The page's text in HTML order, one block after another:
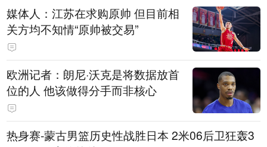
媒体人：江苏在求购原帅 但目前相
关方均不知情“原帅被交易”
欧洲记者：朗尼·沃克是将数据放首
位的人 他该做得分手而非核心
热身赛-蒙古男篮历史性战胜日本 2米06后卫狂轰3